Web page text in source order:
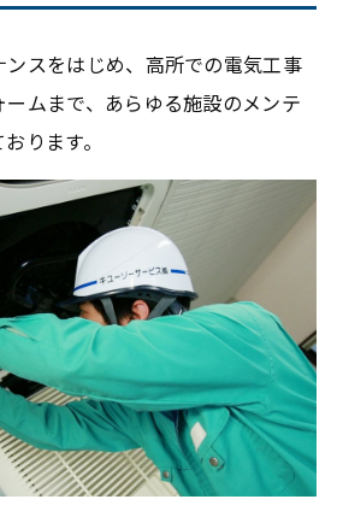
ンスをはじめ、高所での電気工事
ムまで、あらゆる施設のメンテ
ります。